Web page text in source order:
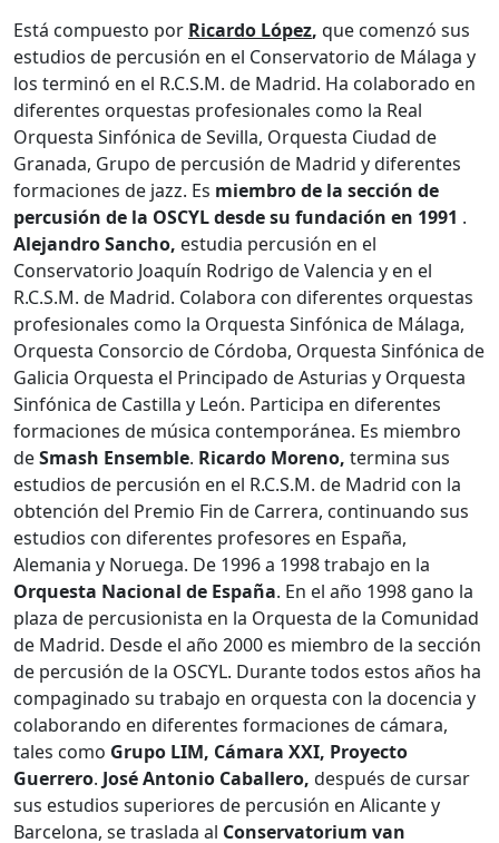
Está compuesto por Ricardo López, que comenzó sus
estudios de percusión en el Conservatorio de Málaga y
los terminó en el R.C.S.M. de Madrid. Ha colaborado en
diferentes orquestas profesionales como la Real
Orquesta Sinfónica de Sevilla, Orquesta Ciudad de
Granada, Grupo de percusión de Madrid y diferentes
formaciones de jazz. Es miembro de la sección de
percusión de la OSCYL desde su fundación en 1991 .
Alejandro Sancho, estudia percusión en el
Conservatorio Joaquín Rodrigo de Valencia y en el
R.C.S.M. de Madrid. Colabora con diferentes orquestas
profesionales como la Orquesta Sinfónica de Málaga,
Orquesta Consorcio de Córdoba, Orquesta Sinfónica de
Galicia Orquesta el Principado de Asturias y Orquesta
Sinfónica de Castilla y León. Participa en diferentes
formaciones de música contemporánea. Es miembro
deSmash Ensemble. Ricardo Moreno, termina sus
estudios de percusión en el R.C.S.M. de Madrid con la
obtención del Premio Fin de Carrera, continuando sus
estudios con diferentes profesores en España,
Alemania y Noruega. De 1996 a 1998 trabajo en la
Orquesta Nacional de España. En el año 1998 gano la
plaza de percusionista en la Orquesta de la Comunidad
de Madrid. Desde el año 2000 es miembro de la sección
de percusión de la OSCYL. Durante todos estos años ha
compaginado su trabajo en orquesta con la docencia y
colaborando en diferentes formaciones de cámara,
tales como Grupo LIM, Cámara XXI, Proyecto
Guerrero. José Antonio Caballero, después de cursar
sus estudios superiores de percusión en Alicante y
Barcelona, se traslada al Conservatorium van